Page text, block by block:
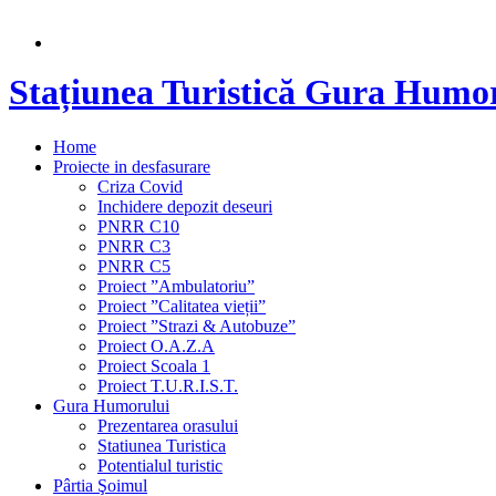
Stațiunea Turistică Gura
Home
Proiecte in desfasurare
Criza Covid
Inchidere depozit deseuri
PNRR C10
PNRR C3
PNRR C5
Proiect ”Ambulatoriu”
Proiect ”Calitatea vieții”
Proiect ”Strazi & Autobuze”
Proiect O.A.Z.A
Proiect Scoala 1
Proiect T.U.R.I.S.T.
Gura Humorului
Prezentarea orasului
Statiunea Turistica
Potentialul turistic
Pârtia Şoimul